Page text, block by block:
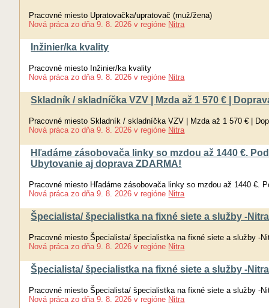
Pracovné miesto Upratovačka/upratovač (muž/žena)
Nová práca zo dňa 9. 8. 2026 v regióne Nitra
Inžinier/ka kvality
Pracovné miesto Inžinier/ka kvality
Nová práca zo dňa 9. 8. 2026 v regióne Nitra
Skladník / skladníčka VZV | Mzda až 1 570 € |
Pracovné miesto Skladník / skladníčka VZV | Mzda až 1 570 € |
Nová práca zo dňa 9. 8. 2026 v regióne Nitra
Hľadáme zásobovača linky so mzdou až 1440 €.
Ubytovanie aj doprava ZDARMA!
Pracovné miesto Hľadáme zásobovača linky so mzdou až 1440 €.
Nová práca zo dňa 9. 8. 2026 v regióne Nitra
Špecialista/ špecialistka na fixné siete a služby -Nitra
Pracovné miesto Špecialista/ špecialistka na fixné siete a služby -
Nová práca zo dňa 9. 8. 2026 v regióne Nitra
Špecialista/ špecialistka na fixné siete a služby -Nitra
Pracovné miesto Špecialista/ špecialistka na fixné siete a služby -
Nová práca zo dňa 9. 8. 2026 v regióne Nitra